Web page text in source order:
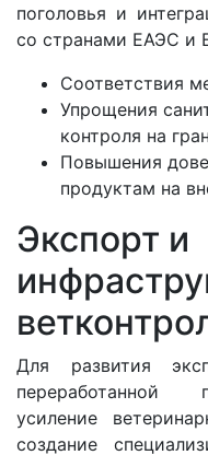
поголовья и
со странами ЕАЭС и
Соответствия
Упрощения
контроля на
Повышения
продуктам на
Экспорт и
Для развития
переработанной
усиление
создание